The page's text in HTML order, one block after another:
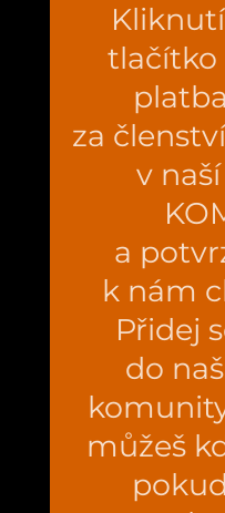
tlačítko
za
v
a
k nám
Přidej
do
můžeš